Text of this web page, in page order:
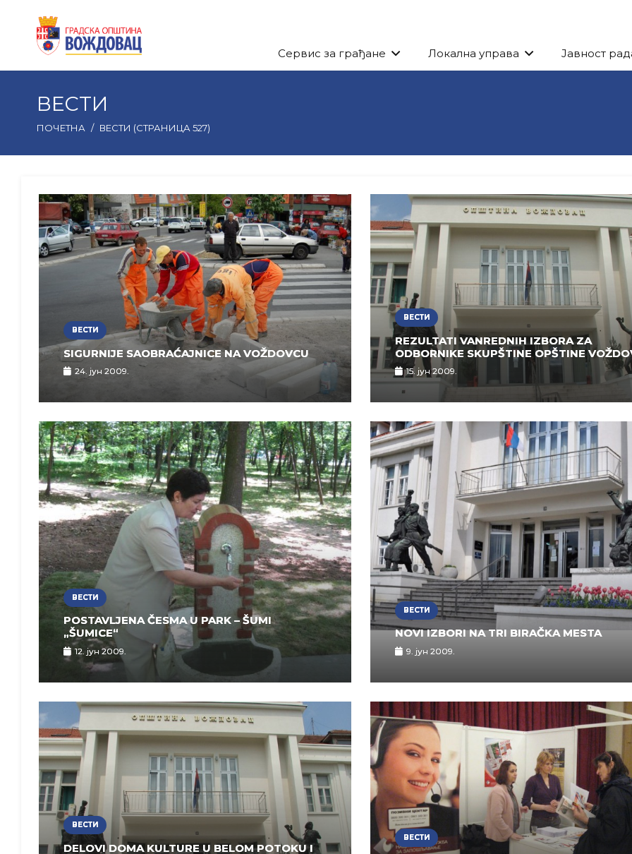
Сервис за грађане Локална управа Јавност
ВЕСТИ
ПОЧЕТНА / ВЕСТИ (СТРАНИЦА 527)
ВЕСТИ
SIGURNIJE SAOBRAĆAJNICE NA VOŽDOVCU
24. јун 2009.
ВЕСТИ
REZULTATI VANREDNIH IZBORA ZA
ODBORNIKE SKUPŠTINE OPŠTINE
15. јун 2009.
ВЕСТИ
POSTAVLJENA ČESMA U PARK – ŠUMI
„ŠUMICE“
12. јун 2009.
ВЕСТИ
NOVI IZBORI NA TRI BIRAČKA MESTA
9. јун 2009.
ВЕСТИ
DELOVI DOMA KULTURE U BELOM POTOKU I
ВЕСТИ